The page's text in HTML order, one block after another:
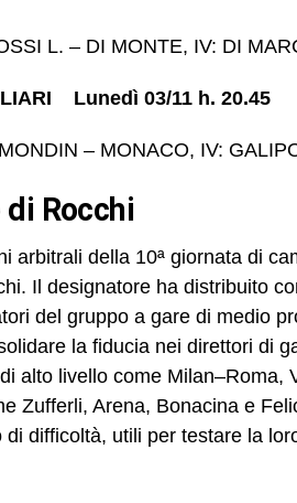
L. – DI MONTE, IV: DI
Lunedì 03/11 h. 20.45
– MONACO, IV:
Rocchi
arbitrali della 10ª giornata di
Il designatore ha distribuito
del gruppo a gare di medio
la fiducia nei direttori di
alto livello come Milan–Roma,
Zufferli, Arena, Bonacina e
di difficoltà, utili per testare la